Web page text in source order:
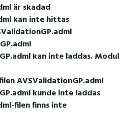
är skadad
kan inte hittas
kan inte laddas. Modul
AVSValidationGP.adml
kunde inte laddas
filen finns inte